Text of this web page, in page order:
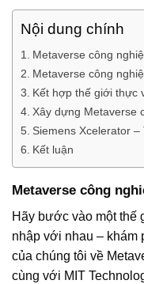
Nội dung chính
Metaverse công
Metaverse công
Kết hợp thế giới thực
Xây dựng Metaverse
Siemens Xcelerator
Kết luận
Metaverse công
Hãy bước vào một thế
nhập với nhau – khám
của chúng tôi về
cùng với MIT